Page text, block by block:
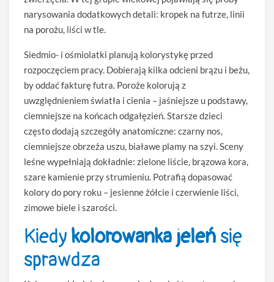
narysowania dodatkowych detali: kropek na futrze, linii
na porożu, liści w tle.
Siedmio- i ośmiolatki planują kolorystykę przed
rozpoczęciem pracy. Dobierają kilka odcieni brązu i beżu,
by oddać fakturę futra. Poroże kolorują z
uwzględnieniem światła i cienia – jaśniejsze u podstawy,
ciemniejsze na końcach odgałęzień. Starsze dzieci
często dodają szczegóły anatomiczne: czarny nos,
ciemniejsze obrzeża uszu, białawe plamy na szyi. Sceny
leśne wypełniają dokładnie: zielone liście, brązowa kora,
szare kamienie przy strumieniu. Potrafią dopasować
kolory do pory roku – jesienne żółcie i czerwienie liści,
zimowe biele i szarości.
Kiedy kolorowanka jeleń się
sprawdza